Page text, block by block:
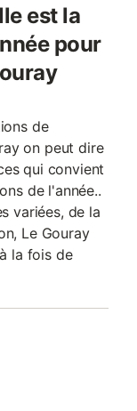
est la
pour
de
on peut dire
qui convient
de l'année..
variées, de la
Le Gouray
la fois de